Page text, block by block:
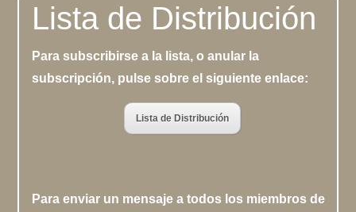
Lista de Distribución
Para subscribirse a la lista, o anular la
subscripción, pulse sobre el siguiente enlace:
Lista de Distribución
Para enviar un mensaje a todos los miembros de